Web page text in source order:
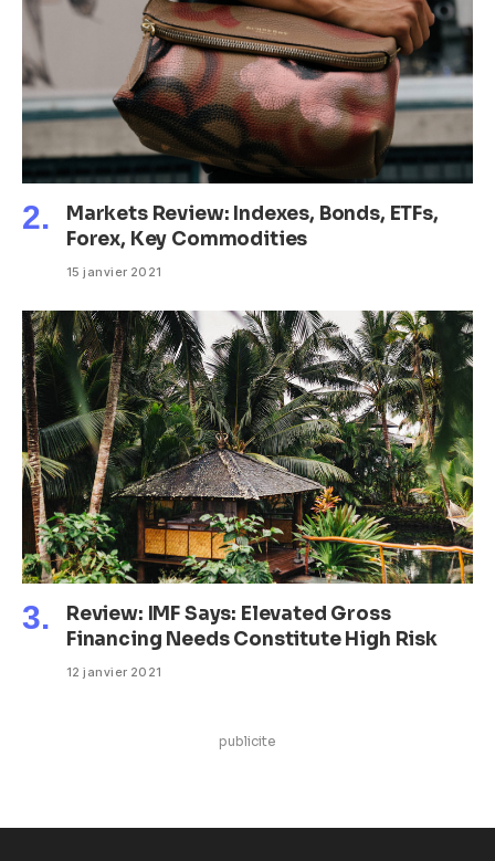
Markets Review: Indexes, Bonds, ETFs,
Forex, Key Commodities
15 janvier 2021
Review: IMF Says: Elevated Gross
Financing Needs Constitute High Risk
12 janvier 2021
publicite